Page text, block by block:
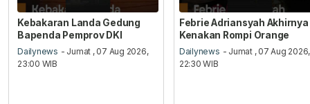
Kebakaran Landa Gedung
Bapenda Pemprov DKI
Dailynews - Jumat , 07 Aug 2026,
23:00 WIB
Febrie Adriansyah Akhirnya
Kenakan Rompi Orange
Dailynews - Jumat , 07 Aug 2026,
22:30 WIB